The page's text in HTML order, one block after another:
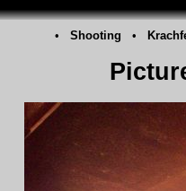
• Shooting •